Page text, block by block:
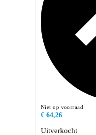
Niet op voorraad
€ 64,26
Uitverkocht